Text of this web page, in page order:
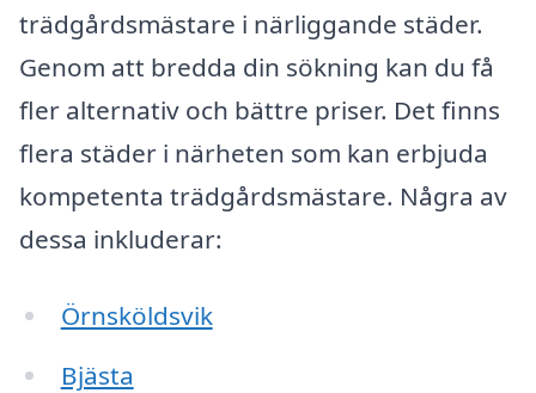
trädgårdsmästare i närliggande städer.
Genom att bredda din sökning kan du få
fler alternativ och bättre priser. Det finns
flera städer i närheten som kan erbjuda
kompetenta trädgårdsmästare. Några av
dessa inkluderar:
Örnsköldsvik
Bjästa